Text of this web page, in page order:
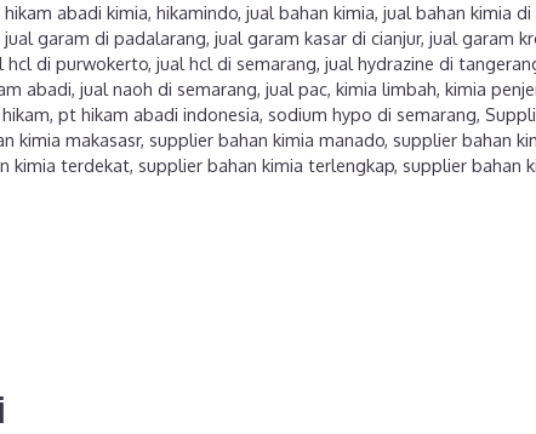
hikam abadi kimia, hikamindo, jual bahan kimia, jual bahan kimia di
jual garam di padalarang, jual garam kasar di cianjur, jual garam
hcl di purwokerto, jual hcl di semarang, jual hydrazine di
abadi, jual naoh di semarang, jual pac, kimia limbah, kimia
, pt hikam abadi indonesia, sodium hypo di semarang,
kimia makasasr, supplier bahan kimia manado, supplier bahan
kimia terdekat, supplier bahan kimia terlengkap, supplier bahan